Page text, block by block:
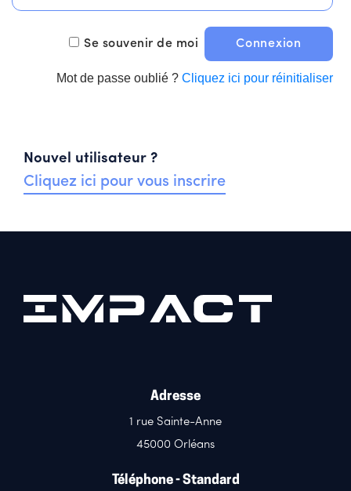
Se souvenir de moi
Mot de passe oublié ? Cliquez ici pour réinitialiser
Nouvel utilisateur ?
Cliquez ici pour vous inscrire
Adresse
1 rue Sainte-Anne
45000 Orléans
Téléphone - Standard